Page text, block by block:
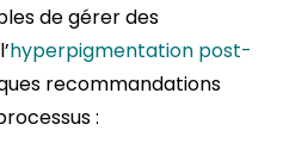
de gérer des
hyperpigmentation post-
recommandations
: